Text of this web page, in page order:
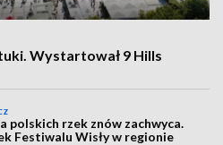
Wystartował 9 Hills
polskich rzek znów zachwyca.
Festiwalu Wisły w regionie